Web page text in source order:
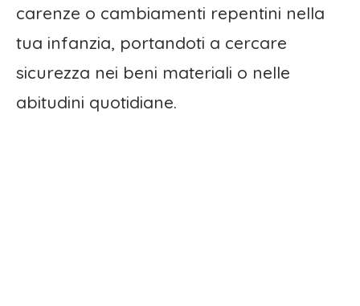
carenze o cambiamenti repentini nella
tua infanzia, portandoti a cercare
sicurezza nei beni materiali o nelle
abitudini quotidiane.